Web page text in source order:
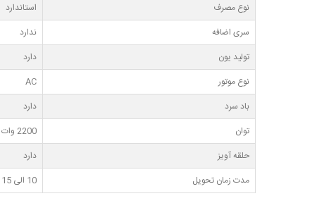
نوع مصرف
استاندارد
سری اضافه
ندارد
تولید یون
دارد
نوع موتور
AC
باد سرد
دارد
توان
2200 وات
حلقه آویز
دارد
مدت زمان تحویل
10 الی 15 روز کاری